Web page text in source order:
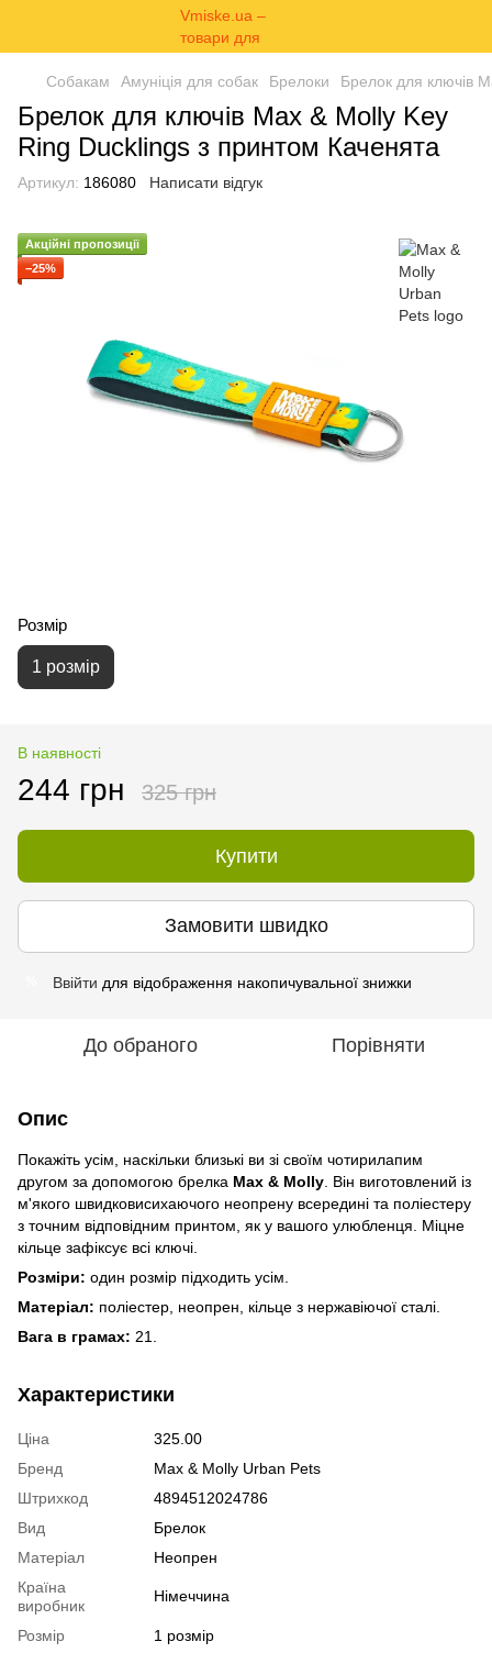
Собакам Амуніція для собак Брелоки Брелок для ключів
Брелок для ключів Max & Molly Key
Ring Ducklings з принтом Каченята
Артикул: 186080 Написати відгук
Акційні пропозиції
−25%
Розмір
1 розмір
В наявності
244 грн 325 грн
Купити
Замовити швидко
Ввійти для відображення накопичувальної знижки
До обраного Порівняти
Опис
Покажіть усім, наскільки близькі ви зі своїм чотирилапим
другом за допомогою брелка Max & Molly . Він виготовлений із
м'якого швидковисихаючого неопрену всередині та поліестеру
з точним відповідним принтом, як у вашого улюбленця. Міцне
кільце зафіксує всі ключі.
Розміри: один розмір підходить усім.
Матеріал: поліестер, неопрен, кільце з нержавіючої сталі.
Вага в грамах: 21.
Характеристики
Ціна
325.00
Бренд
Max & Molly Urban Pets
Штрихкод
4894512024786
Вид
Брелок
Матеріал
Неопрен
Країна
виробник
Німеччина
Розмір 1 розмір